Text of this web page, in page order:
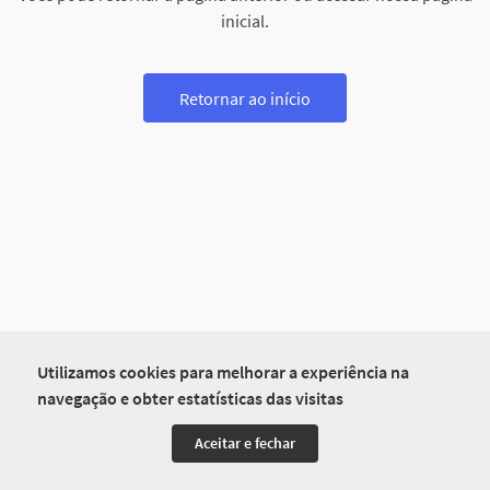
Utilizamos cookies para melhorar a experiência na
navegação e obter estatísticas das visitas
Aceitar e fechar
inicial.
Retornar ao início